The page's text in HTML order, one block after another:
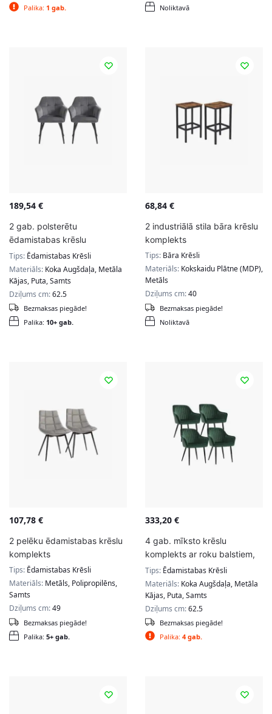
Palika: 1 gab. Noliktavā
189,54 €
2 gab. polsterētu
ēdamistabas krēslu
komplekts
Tips: Ēdamistabas Krēsli
Materiāls: Koka Augšdaļa, Metāla
Kājas, Puta, Samts
Dziļums cm:62.5
Palika: 10+ gab.
Bezmaksas piegāde!
68,84 €
2 industriālā stila bāra krēslu
komplekts
Tips: Bāra Krēsli
Materiāls: Kokskaidu Plātne (MDP),
Metāls
Dziļums cm:40
Noliktavā
Bezmaksas piegāde!
107,78 €
2 pelēku ēdamistabas krēslu
komplekts
Tips: Ēdamistabas Krēsli
Materiāls: Metāls, Polipropilēns,
Samts
Dziļums cm:49
Palika: 5+ gab.
Bezmaksas piegāde!
333,20 €
4 gab. mīksto krēslu
komplekts ar roku balstiem,
zaļā krāsā, taisnām līnijām
Tips: Ēdamistabas Krēsli
Materiāls: Koka Augšdaļa, Metāla
Kājas, Puta, Samts
Dziļums cm:62.5
Palika: 4 gab.
Bezmaksas piegāde!